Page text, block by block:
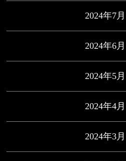
2024年7月
2024年6月
2024年5月
2024年4月
2024年3月